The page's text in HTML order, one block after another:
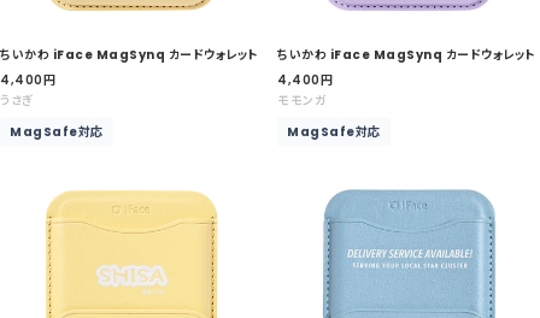
ちいかわ iFace MagSynq カードウォレット
セ
ー
価
4,400円
うさぎ
MagSafe対応
ちいかわ iFace MagSynq カードウォレット
セ
ー
価
4,400円
モモンガ
MagSafe対応